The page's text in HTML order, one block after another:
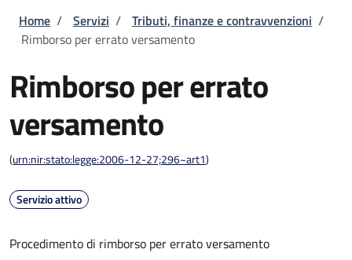
Briciole di pane
Home / Servizi / Tributi, finanze e contravvenzioni /
Rimborso per errato versamento
Rimborso per errato
versamento
(urn:nir:stato:legge:2006-12-27;296~art1)
Servizio attivo
Procedimento di rimborso per errato versamento